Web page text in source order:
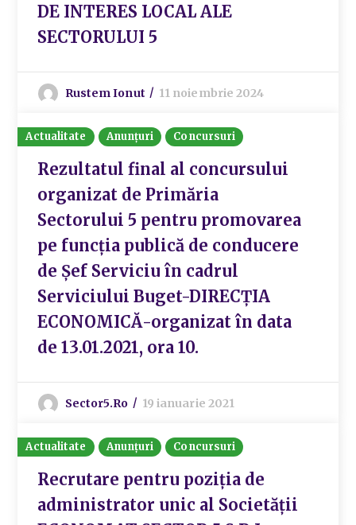
DE INTERES LOCAL ALE
SECTORULUI 5
Rustem Ionut 11 noiembrie 2024
Actualitate Anunțuri Concursuri
Rezultatul final al concursului
organizat de Primăria
Sectorului 5 pentru promovarea
pe funcția publică de conducere
de Șef Serviciu în cadrul
Serviciului Buget-DIRECȚIA
ECONOMICĂ-organizat în data
de 13.01.2021, ora 10.
Sector5.ro 19 ianuarie 2021
Actualitate Anunțuri Concursuri
Recrutare pentru poziția de
administrator unic al Societății